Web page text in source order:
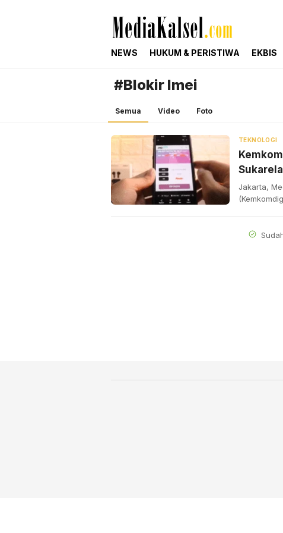
mediakalsel.com
Berita Update Banua
NEWS HUKUM & PERISTIWA EKBIS
#Blokir Imei
Semua Video Foto
TEKNOLOGI
Jakarta,